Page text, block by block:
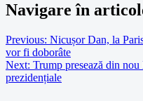
Navigare în
Previous: Nicușor Dan, la
vor fi doborâte
Next: Trump presează din
prezidențiale